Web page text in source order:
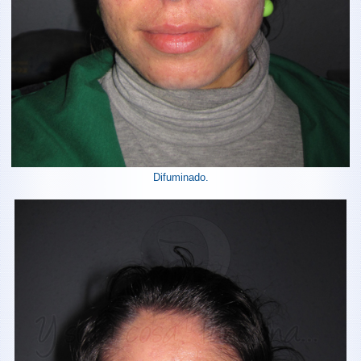
Difuminado.